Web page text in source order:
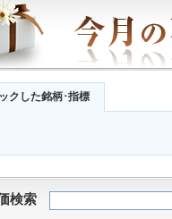
クした銘柄･指標